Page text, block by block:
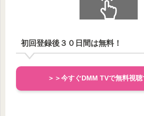
初回登録後３０日間は無料！
＞＞今すぐDMM TVで無料視聴